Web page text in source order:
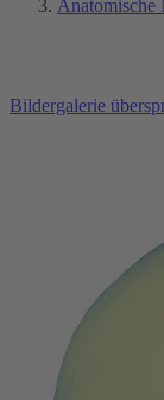
Anatomische
Bildergalerie